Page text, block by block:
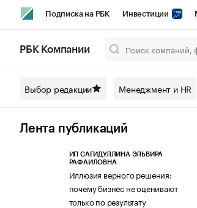
Подписка на РБК Инвестиции
Спецпроекты СПб Конференции
Технологии и медиа
РБК Компании
Выбор редакции Менеджмент и HR
Лента публикаций
ИП САГИДУЛЛИНА ЭЛЬВИРА
РАФАИЛОВНА
Иллюзия верного решения:
почему бизнес не оценивают
только по результату